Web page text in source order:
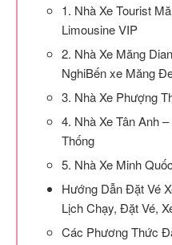
1. Nhà Xe Tourist
Limousine VIP
2. Nhà Xe Măng
NghiBến xe Măng
3. Nhà Xe Phượng
4. Nhà Xe Tân Anh
Thống
5. Nhà Xe Minh
Hướng Dẫn Đặt Vé
Lịch Chạy, Đặt Vé,
Các Phương Thức